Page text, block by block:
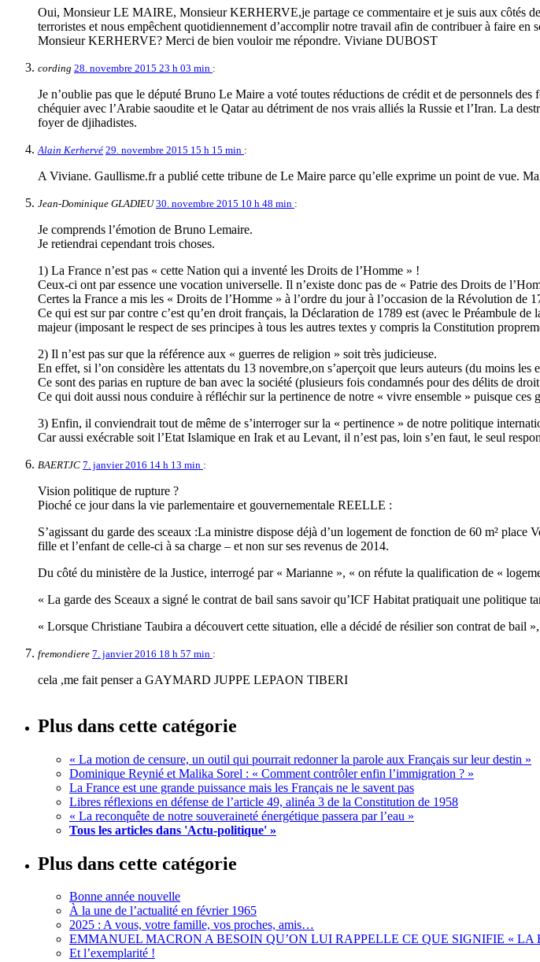
Oui, Monsieur LE MAIRE, Monsieur KERHERVE,je partage ce commentaire et je suis aux côtés
terroristes et nous empêchent quotidiennement d’accomplir notre travail afin de contribuer à faire
Monsieur KERHERVE? Merci de bien vouloir me répondre. Viviane DUBOST
cording 28. novembre 2015 23 h 03 min :
Je n’oublie pas que le député Bruno Le Maire a voté toutes réductions de crédit et de personnels
chéquier avec l’Arabie saoudite et le Qatar au détriment de nos vrais alliés la Russie et l’Iran. La
foyer de djihadistes.
Alain Kerhervé 29. novembre 2015 15 h 15 min :
A Viviane. Gaullisme.fr a publié cette tribune de Le Maire parce qu’elle exprime un point de vue.
Jean-Dominique GLADIEU30. novembre 2015 10 h 48 min :
Je comprends l’émotion de Bruno Lemaire.
Je retiendrai cependant trois choses.
1) La France n’est pas « cette Nation qui a inventé les Droits de l’Homme » !
Ceux-ci ont par essence une vocation universelle. Il n’existe donc pas de « Patrie des Droits de
Certes la France a mis les « Droits de l’Homme » à l’ordre du jour à l’occasion de la Révolution de
Ce qui est sur par contre c’est qu’en droit français, la Déclaration de 1789 est (avec le Préambule
majeur (imposant le respect de ses principes à tous les autres textes y compris la Constitution
2) Il n’est pas sur que la référence aux « guerres de religion » soit très judicieuse.
En effet, si l’on considère les attentats du 13 novembre,on s’aperçoit que leurs auteurs (du moins
Ce sont des parias en rupture de ban avec la société (plusieurs fois condamnés pour des délits de
Ce qui doit aussi nous conduire à réfléchir sur la pertinence de notre « vivre ensemble » puisque ces
3) Enfin, il conviendrait tout de même de s’interroger sur la « pertinence » de notre politique
Car aussi exécrable soit l’Etat Islamique en Irak et au Levant, il n’est pas, loin s’en faut, le seul
BAERTJC 7. janvier 2016 14 h 13 min :
Vision politique de rupture ?
Pioché ce jour dans la vie parlementaire et gouvernementale REELLE :
S’agissant du garde des sceaux :La ministre dispose déjà d’un logement de fonction de 60 m²
fille et l’enfant de celle-ci à sa charge – et non sur ses revenus de 2014.
Du côté du ministère de la Justice, interrogé par « Marianne », « on réfute la qualification de «
« La garde des Sceaux a signé le contrat de bail sans savoir qu’ICF Habitat pratiquait une politique
« Lorsque Christiane Taubira a découvert cette situation, elle a décidé de résilier son contrat de bail
fremondiere 7. janvier 2016 18 h 57 min :
cela ,me fait penser a GAYMARD JUPPE LEPAON TIBERI
Plus dans cette catégorie
« La motion de censure, un outil qui pourrait redonner la parole aux Français sur leur destin »
Dominique Reynié et Malika Sorel : « Comment contrôler enfin l’immigration ? »
La France est une grande puissance mais les Français ne le savent pas
Libres réflexions en défense de l’article 49, alinéa 3 de la Constitution de 1958
« La reconquête de notre souveraineté énergétique passera par l’eau »
Tous les articles dans 'Actu-politique' »
Plus dans cette catégorie
Bonne année nouvelle
À la une de l’actualité en février 1965
2025 : A vous, votre famille, vos proches, amis…
EMMANUEL MACRON A BESOIN QU’ON LUI RAPPELLE CE QUE SIGNIFIE «
Et l’exemplarité !